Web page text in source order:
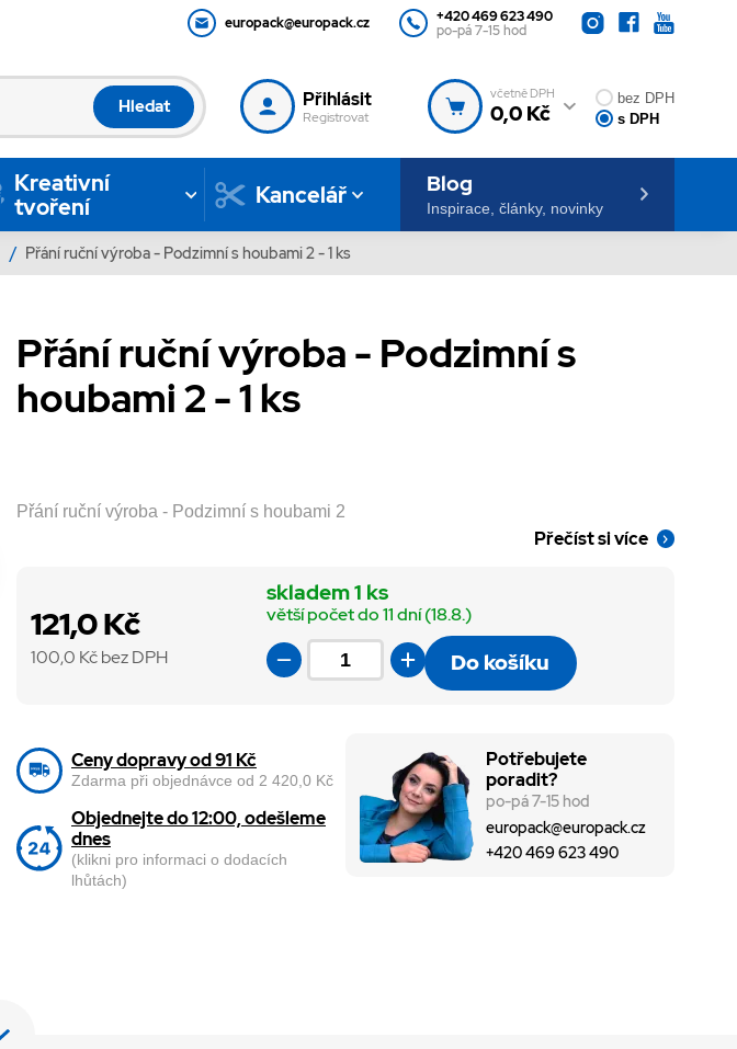
europack@europack.cz
+420 469 623 490
po-pá 7-15 hod
Hledat Přihlásit
Registrovat
včetně DPH
0,0 Kč
bez DPH
s DPH
Kreativní
tvoření
Kancelář Blog
Inspirace, články, novinky
/ Přání ruční výroba - Podzimní s houbami 2 - 1 ks
Přání ruční výroba - Podzimní s
houbami 2 - 1 ks
Přání ruční výroba - Podzimní s houbami 2
Přečíst si více
121,0 Kč
100,0 Kč bez DPH
skladem 1 ks
větší počet do 11 dní (18.8.)
Do košíku
Ceny dopravy od 91 Kč
Zdarma při objednávce od 2 420,0 Kč
Objednejte do 12:00, odešleme
dnes
(klikni pro informaci o dodacích
lhůtách)
Potřebujete
poradit?
po-pá 7-15 hod
europack@europack.cz
+420 469 623 490